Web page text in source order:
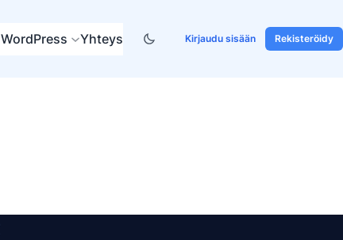
WordPress Yhteys Kirjaudu sisään Rekisteröidy